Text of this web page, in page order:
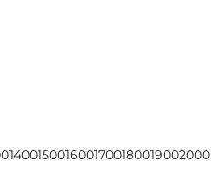
1400150016001700180019002000